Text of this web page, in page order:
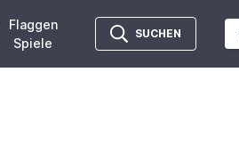
Flaggen
Spiele
SUCHEN